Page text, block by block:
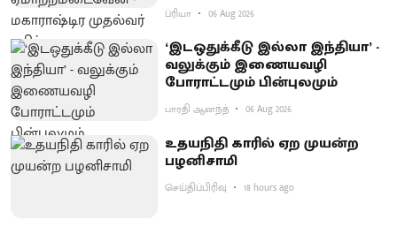
ப்ரியா 06 Aug 2026
‘இடஒதுக்கீடு இல்லா இந்தியா’ -
வலுக்கும் இணையவழி
போராட்டமும் பின்புலமும்
பாரதி ஆனந்த் 06 Aug 2026
உதயநிதி காரில் ஏற முயன்ற
பழனிசாமி
செய்திப்பிரிவு 18 hours ago